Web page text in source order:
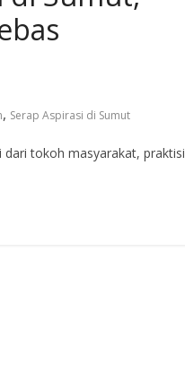
, Serap Aspirasi di Sumut
tokoh masyarakat, praktisi